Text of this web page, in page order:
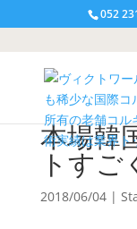
052
本場韓
トすご
2018/06/04|